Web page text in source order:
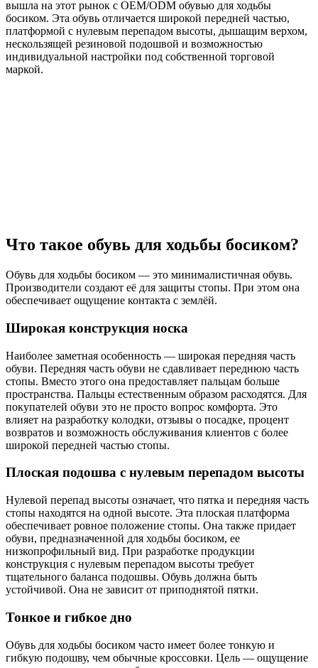
вышла на этот рынок с OEM/ODM обувью для ходьбы
босиком. Эта обувь отличается широкой передней частью,
платформой с нулевым перепадом высоты, дышащим верхом,
нескользящей резиновой подошвой и возможностью
индивидуальной настройки под собственной торговой
маркой.
Что такое обувь для ходьбы босиком?
Обувь для ходьбы босиком — это минималистичная обувь.
Производители создают её для защиты стопы. При этом она
обеспечивает ощущение контакта с землёй.
Широкая конструкция носка
Наиболее заметная особенность — широкая передняя часть
обуви. Передняя часть обуви не сдавливает переднюю часть
стопы. Вместо этого она предоставляет пальцам больше
пространства. Пальцы естественным образом расходятся. Для
покупателей обуви это не просто вопрос комфорта. Это
влияет на разработку колодки, отзывы о посадке, процент
возвратов и возможность обслуживания клиентов с более
широкой передней частью стопы.
Плоская подошва с нулевым перепадом высоты
Нулевой перепад высоты означает, что пятка и передняя часть
стопы находятся на одной высоте. Эта плоская платформа
обеспечивает ровное положение стопы. Она также придает
обуви, предназначенной для ходьбы босиком, ее
низкопрофильный вид. При разработке продукции
конструкция с нулевым перепадом высоты требует
тщательного баланса подошвы. Обувь должна быть
устойчивой. Она не зависит от приподнятой пятки.
Тонкое и гибкое дно
Обувь для ходьбы босиком часто имеет более тонкую и
гибкую подошву, чем обычные кроссовки. Цель — ощущение